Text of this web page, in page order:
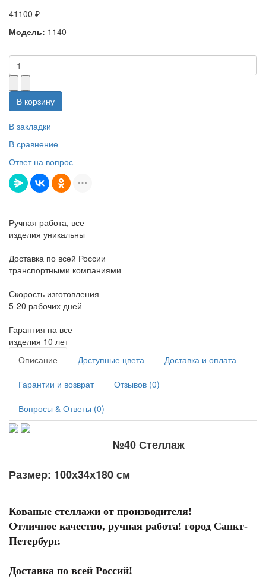
41100 ₽
Модель: 1140
В корзину
В закладки
В сравнение
Ответ на вопрос
Ручная работа, все
изделия уникальны
Доставка по всей России
транспортными компаниями
Скорость изготовления
5-20 рабочих дней
Гарантия на все
изделия 10 лет
Описание
Доступные цвета Доставка и оплата
Гарантии и возврат Отзывов (0)
Вопросы & Ответы (0)
№40 Стеллаж
Размер: 100х34х180 см
Кованые стеллажи от производителя!
Отличное качество, ручная работа! город Санкт-
Петербург.
Доставка по всей Россий!